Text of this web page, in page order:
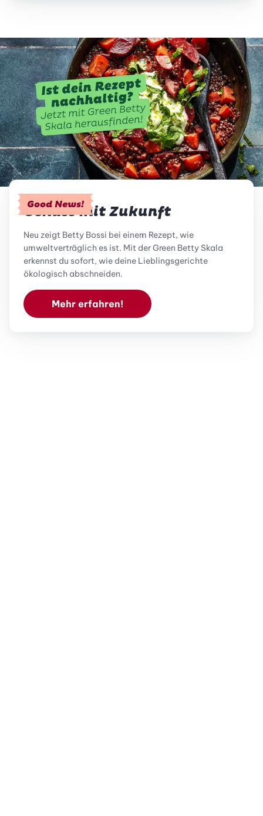
Good News!
Genuss mit Zukunft
Neu zeigt Betty Bossi bei einem Rezept, wie
umweltverträglich es ist. Mit der Green Betty Skala
erkennst du sofort, wie deine Lieblingsgerichte
ökologisch abschneiden.
Mehr erfahren!